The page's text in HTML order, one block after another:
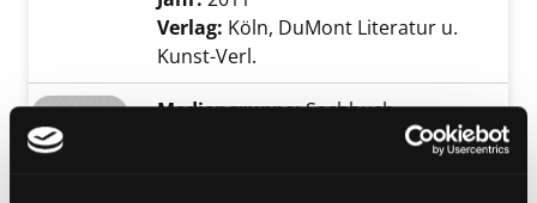
Verlag: Köln, DuMont Literatur u.
Kunst-Verl.
Mediengruppe:Sachbuch